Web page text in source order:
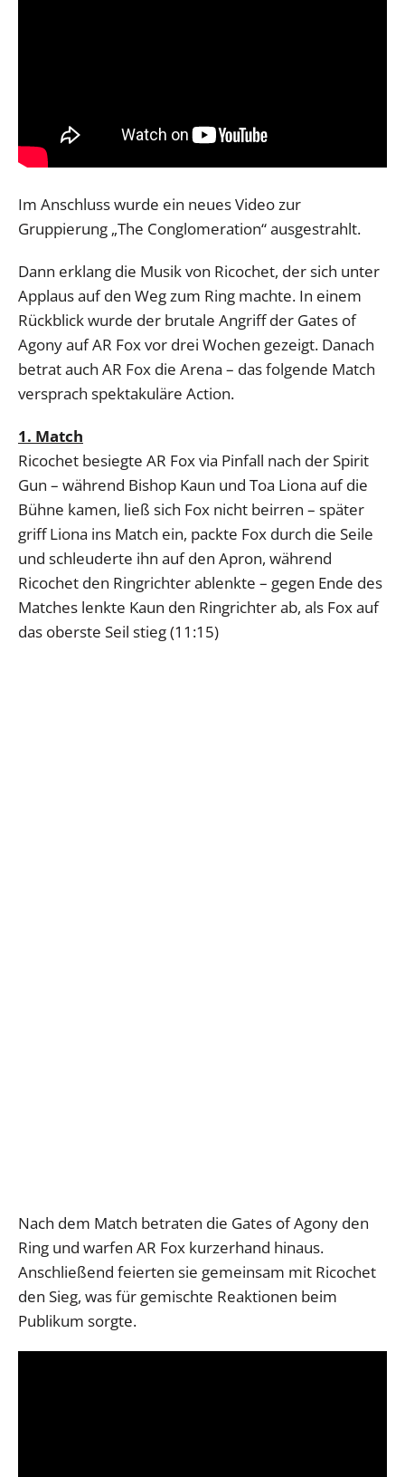
Im Anschluss wurde ein neues Video zur
Gruppierung „The Conglomeration“ ausgestrahlt.
Dann erklang die Musik von Ricochet, der sich unter
Applaus auf den Weg zum Ring machte. In einem
Rückblick wurde der brutale Angriff der Gates of
Agony auf AR Fox vor drei Wochen gezeigt. Danach
betrat auch AR Fox die Arena – das folgende Match
versprach spektakuläre Action.
1. Match
Ricochet besiegte AR Fox via Pinfall nach der Spirit
Gun – während Bishop Kaun und Toa Liona auf die
Bühne kamen, ließ sich Fox nicht beirren – später
griff Liona ins Match ein, packte Fox durch die Seile
und schleuderte ihn auf den Apron, während
Ricochet den Ringrichter ablenkte – gegen Ende des
Matches lenkte Kaun den Ringrichter ab, als Fox auf
das oberste Seil stieg (11:15)
Nach dem Match betraten die Gates of Agony den
Ring und warfen AR Fox kurzerhand hinaus.
Anschließend feierten sie gemeinsam mit Ricochet
den Sieg, was für gemischte Reaktionen beim
Publikum sorgte.